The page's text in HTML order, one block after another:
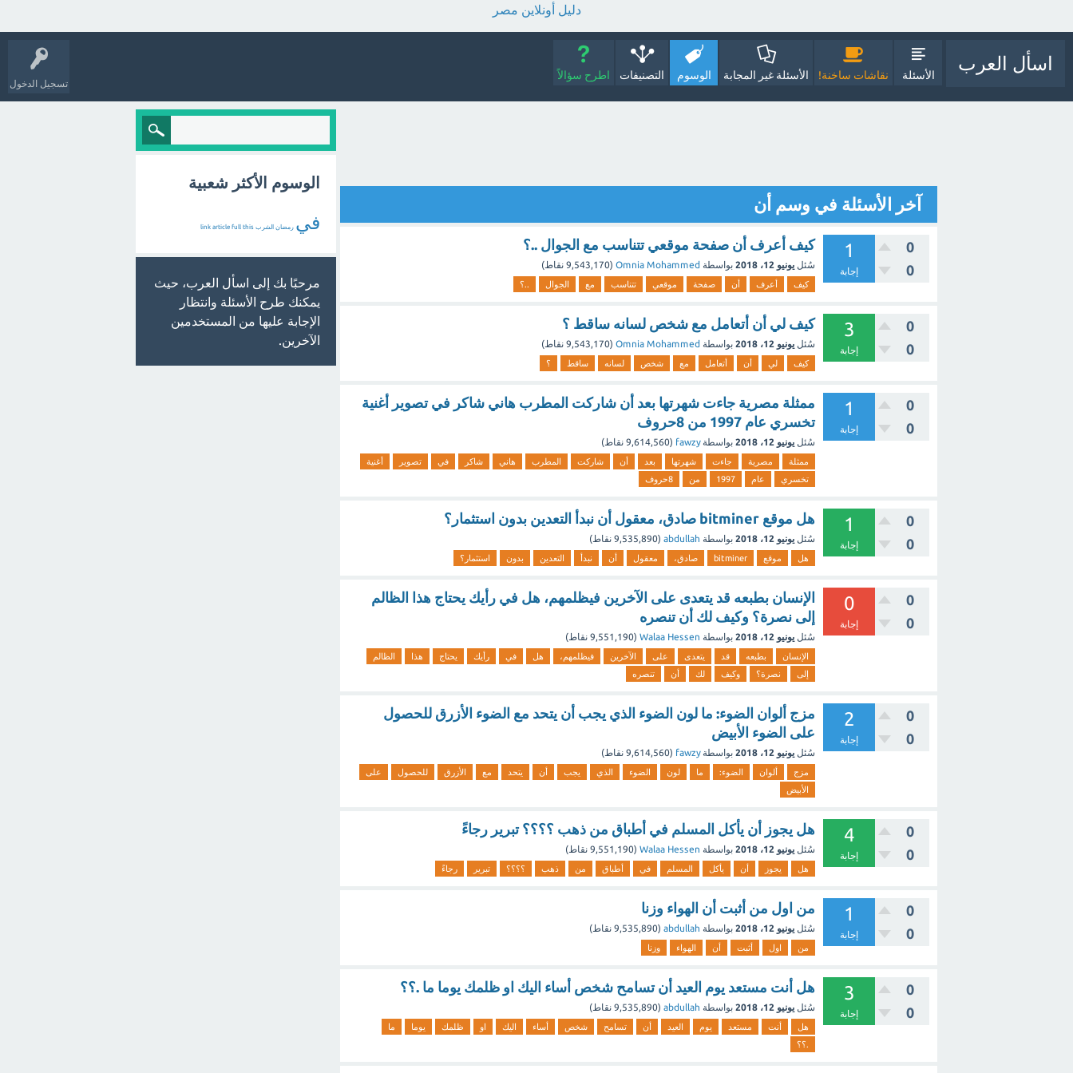
دليل أونلاين مصر
تسجيل الدخول
اسأل العرب
الأسئلة نقاشات ساخنة! الأسئلة غير المجابة الوسوم التصنيفات اطرح سؤالاً
آخر الأسئلة في وسم أن
0
0
1
إجابة
كيف أعرف أن صفحة موقعي تتناسب مع الجوال ..؟
سُئل يونيو 12، 2018 بواسطة Omnia Mohammed
(
9,543,170 نقاط)
كيف أعرف أن صفحة موقعي تتناسب مع الجوال ..؟
0
0
3
إجابة
كيف لي أن أتعامل مع شخص لسانه ساقط ؟
سُئل يونيو 12، 2018 بواسطة Omnia Mohammed
(
9,543,170 نقاط)
كيف لي أن أتعامل مع شخص لسانه ساقط ؟
0
0
1
إجابة
ممثلة مصرية جاءت شهرتها بعد أن شاركت المطرب هاني شاكر في تصوير أغنية
تخسري عام 1997 من 8حروف
سُئل يونيو 12، 2018 بواسطةfawzy
(
9,614,560 نقاط)
ممثلة مصرية جاءت شهرتها بعد أن شاركت المطرب هاني شاكر في تصوير
أغنية
تخسري
عام 1997 من 8حروف
0
0
1
إجابة
هل موقع bitminer صادق، معقول أن نبدأ التعدين بدون استثمار؟
سُئل يونيو 12، 2018 بواسطة abdullah
(
9,535,890 نقاط)
هل موقع bitminer صادق، معقول أن نبدأ التعدين بدون استثمار؟
0
0
0
إجابة
الإنسان بطبعه قد يتعدى على الآخرين فيظلمهم، هل في رأيك يحتاج هذا الظالم
إلى نصرة؟ وكيف لك أن تنصره
سُئل يونيو 12، 2018 بواسطة Walaa Hessen
(
9,551,190 نقاط)
الإنسان بطبعه قد يتعدى على الآخرين فيظلمهم، هل في رأيك يحتاج هذا
الظالم
إلى
نصرة؟ وكيف لك أن تنصره
0
0
2
إجابة
مزج ألوان الضوء: ما لون الضوء الذي يجب أن يتحد مع الضوء الأزرق للحصول
على الضوء الأبيض
سُئل يونيو 12، 2018 بواسطةfawzy
(
9,614,560 نقاط)
مزج ألوان الضوء: ما لون الضوء الذي يجب أن يتحد مع الأزرق للحصول
على
الأبيض
0
0
4
إجابة
هل يجوز أن يأكل المسلم في أطباق من ذهب ؟؟؟؟ تبرير رجاءً
سُئل يونيو 12، 2018 بواسطة Walaa Hessen
(
9,551,190 نقاط)
هل يجوز أن يأكل المسلم في أطباق من ذهب ؟؟؟؟ تبرير رجاءً
0
0
1
إجابة
من اول من أثبت أن الهواء وزنا
سُئل يونيو 12، 2018 بواسطة abdullah
(
9,535,890 نقاط)
من اول أثبت أن الهواء وزنا
0
0
3
إجابة
هل أنت ‫مستعد‬ يوم ‫العيد‬ أن ‫‏تسامح‬ ‫‏شخص‬ ‫‏أساء‬ اليك او ‫ظلمك‬ يوما ما .؟؟
سُئل يونيو 12، 2018 بواسطة abdullah
(
9,535,890 نقاط)
هل أنت ‫مستعد‬ يوم ‫العيد‬ أن ‫‏تسامح‬ ‫‏شخص‬ ‫‏أساء‬ اليك او ‫ظلمك‬ يوما
ما
.؟؟
الوسوم الأكثر شعبية
في رمضان الشرب link article full this
مرحبًا بك إلى اسأل العرب، حيث
يمكنك طرح الأسئلة وانتظار
الإجابة عليها من المستخدمين
الآخرين.